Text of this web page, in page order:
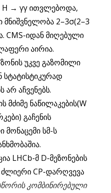
→ γγ ითვლებოდა,
მნიშვნელობა 2–3σ(2–3
CMS-იდან მიღებული
აირია.
უკვე გაზომილი
სტატისტიკურად
არ აჩვენებს.
ნაწილაკების(W
გაჩენის
მონაცემი სმ-ს
LHCb-მ D-მეზონების
CP-დარღვევა
კომბინირებული